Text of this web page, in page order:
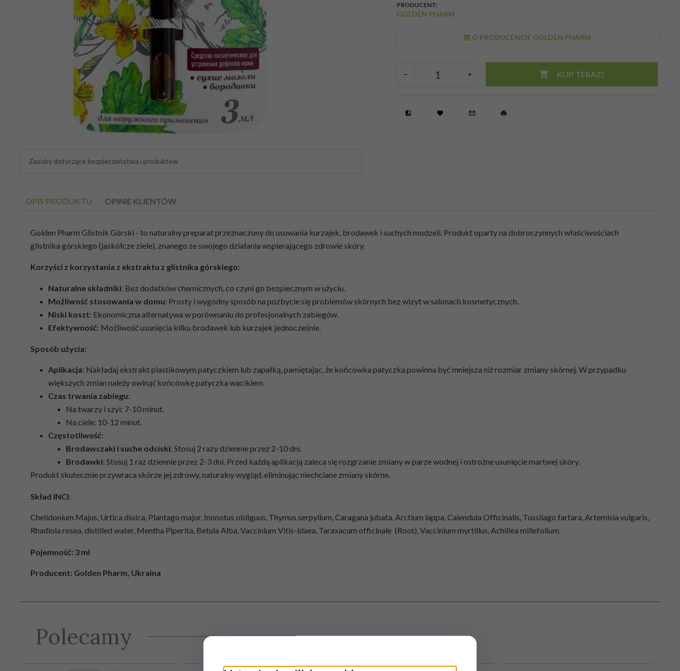
Zasoby dotyczące bezpieczeństwa i produktów
PRODUCENT:
GOLDEN PHARM
O PRODUCENCIE GOLDEN PHARM
KUP TERAZ!
OPIS PRODUKTU OPINIE KLIENTÓW
Golden Pharm Glistnik Górski - to naturalny preparat przeznaczony do usuwania kurzajek, brodawek i suchych modzeli. Produkt oparty na dobroczynnych właściwościach
glistnika górskiego (jaskółcze ziele), znanego ze swojego działania wspierającego zdrowie skóry.
Korzyści z korzystania z ekstraktu z glistnika górskiego:
Naturalne składniki: Bez dodatków chemicznych, co czyni go bezpiecznym w użyciu.
Możliwość stosowania w domu: Prosty i wygodny sposób na pozbycie się problemów skórnych bez wizyt w salonach kosmetycznych.
Niski koszt: Ekonomiczna alternatywa w porównaniu do profesjonalnych zabiegów.
Efektywność: Możliwość usunięcia kilku brodawek lub kurzajek jednocześnie.
Sposób użycia:
Aplikacja: Nakładaj ekstrakt plastikowym patyczkiem lub zapałką, pamiętając, że końcówka patyczka powinna być mniejsza niż rozmiar zmiany skórnej. W przypadku
większych zmian należy owinąć końcówkę patyczka wacikiem.
Czas trwania zabiegu:
Na twarzy i szyi: 7-10 minut.
Na ciele: 10-12 minut.
Częstotliwość:
Brodawczaki i suche odciski: Stosuj 2 razy dziennie przez 2-10 dni.
Brodawki: Stosuj 1 raz dziennie przez 2-3 dni. Przed każdą aplikacją zaleca się rozgrzanie zmiany w parze wodnej i ostrożne usunięcie martwej skóry.
Produkt skutecznie przywraca skórze jej zdrowy, naturalny wygląd, eliminując niechciane zmiany skórne.
Skład INCI:
Chelidonium Majus, Urtica dioica, Plantago major, Inonotus obliguus, Thymus serpyllum, Caragana jubata, Arctium lappa, Calendula Officinalis, Tussilago farfara, Artemisia vulgaris,
Rhadiola rosea, distilled water, Mentha Piperita, Betula Alba, Vaccinium Vitis-ldaea, Taraxacum officinale (Root), Vaccinium myrtillus, Achillea millefolium.
Pojemność: 3 ml
Producent: Golden Pharm, Ukraina
Polecamy